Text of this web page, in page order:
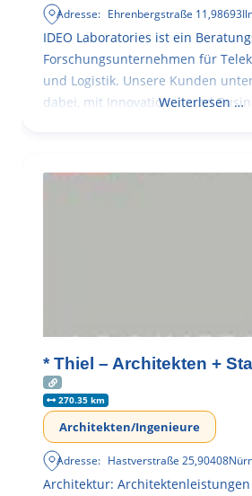
Adresse: Ehrenbergstraße 11,98693
IDEO Laboratories ist ein
Forschungsunternehmen für
und Logistik. Unsere Kunden
dabei, mit Innovationen und
Weiterlesen …
* Thiel – Architekten +
270.35 km
Architekten/Ingenieure
Adresse: Hastverstraße 25,90408
Architektur: